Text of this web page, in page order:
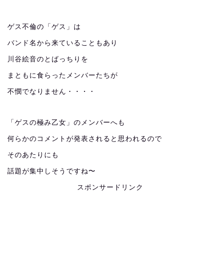
ゲス不倫の「ゲス」は
バンド名から来ていることもあり
川谷絵音のとばっちりを
まともに食らったメンバーたちが
不憫でなりません・・・・
「ゲスの極み乙女」のメンバーへも
何らかのコメントが発表されると思われるので
そのあたりにも
話題が集中しそうですね〜
スポンサードリンク